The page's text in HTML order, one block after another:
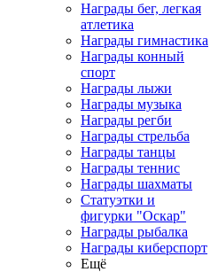
Награды бег, легкая
атлетика
Награды гимнастика
Награды конный
спорт
Награды лыжи
Награды музыка
Награды регби
Награды стрельба
Награды танцы
Награды теннис
Награды шахматы
Статуэтки и
фигурки "Оскар"
Награды рыбалка
Награды киберспорт
Ещё